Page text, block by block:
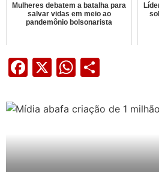
Mulheres debatem a batalha para
salvar vidas em meio ao
pandemônio bolsonarista
Facebook
X WhatsApp